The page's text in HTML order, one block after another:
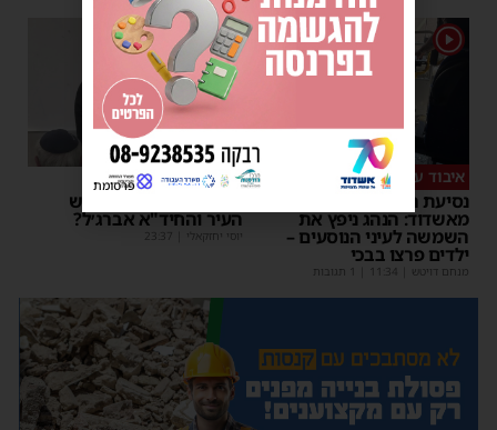
1
איבוד עשתונות
נסיעת האימים באוטובוס
מאשדוד: הנהג ניפץ את
השמשה לעיני הנוסעים –
ילדים פרצו בבכי
מנחם דויטש 11:34
1
צפו
על מה שוחחו מ"מ ראש
העיר והחיד"א אברג׳ל?
יוסי יחזקאלי 23:37
פרסומת